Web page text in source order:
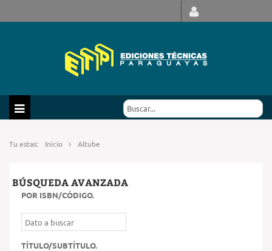
Tu estas: Inicio Altube
BÚSQUEDA AVANZADA
POR ISBN/CÓDIGO.
TÍTULO/SUBTÍTULO.